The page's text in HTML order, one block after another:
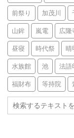
前祭り 加茂川
山鉾 嵐電 広隆
昼寝 時代祭 晴
水族館 池 法語
福財布 等持院